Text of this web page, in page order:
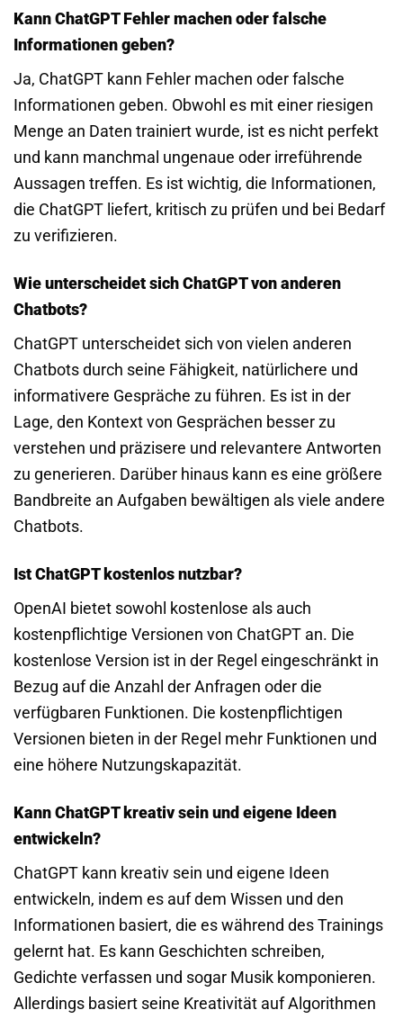
Kann ChatGPT Fehler machen oder falsche
Informationen geben?
Ja, ChatGPT kann Fehler machen oder falsche
Informationen geben. Obwohl es mit einer riesigen
Menge an Daten trainiert wurde, ist es nicht perfekt
und kann manchmal ungenaue oder irreführende
Aussagen treffen. Es ist wichtig, die Informationen,
die ChatGPT liefert, kritisch zu prüfen und bei Bedarf
zu verifizieren.
Wie unterscheidet sich ChatGPT von anderen
Chatbots?
ChatGPT unterscheidet sich von vielen anderen
Chatbots durch seine Fähigkeit, natürlichere und
informativere Gespräche zu führen. Es ist in der
Lage, den Kontext von Gesprächen besser zu
verstehen und präzisere und relevantere Antworten
zu generieren. Darüber hinaus kann es eine größere
Bandbreite an Aufgaben bewältigen als viele andere
Chatbots.
Ist ChatGPT kostenlos nutzbar?
OpenAI bietet sowohl kostenlose als auch
kostenpflichtige Versionen von ChatGPT an. Die
kostenlose Version ist in der Regel eingeschränkt in
Bezug auf die Anzahl der Anfragen oder die
verfügbaren Funktionen. Die kostenpflichtigen
Versionen bieten in der Regel mehr Funktionen und
eine höhere Nutzungskapazität.
Kann ChatGPT kreativ sein und eigene Ideen
entwickeln?
ChatGPT kann kreativ sein und eigene Ideen
entwickeln, indem es auf dem Wissen und den
Informationen basiert, die es während des Trainings
gelernt hat. Es kann Geschichten schreiben,
Gedichte verfassen und sogar Musik komponieren.
Allerdings basiert seine Kreativität auf Algorithmen